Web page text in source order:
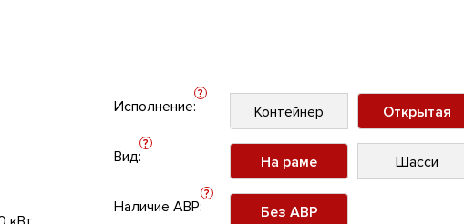
Исполнение:
?
Контейнер Открытая
Вид:
?
На раме Шасси
Наличие АВР:
?
Без АВР